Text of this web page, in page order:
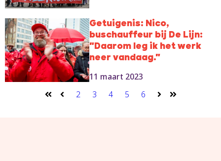
Getuigenis: Nico,
buschauffeur bij De Lijn:
"Daarom leg ik het werk
neer vandaag."
11 maart 2023
EersteVorige
2 3 4 5 6 Volgende
Laatste